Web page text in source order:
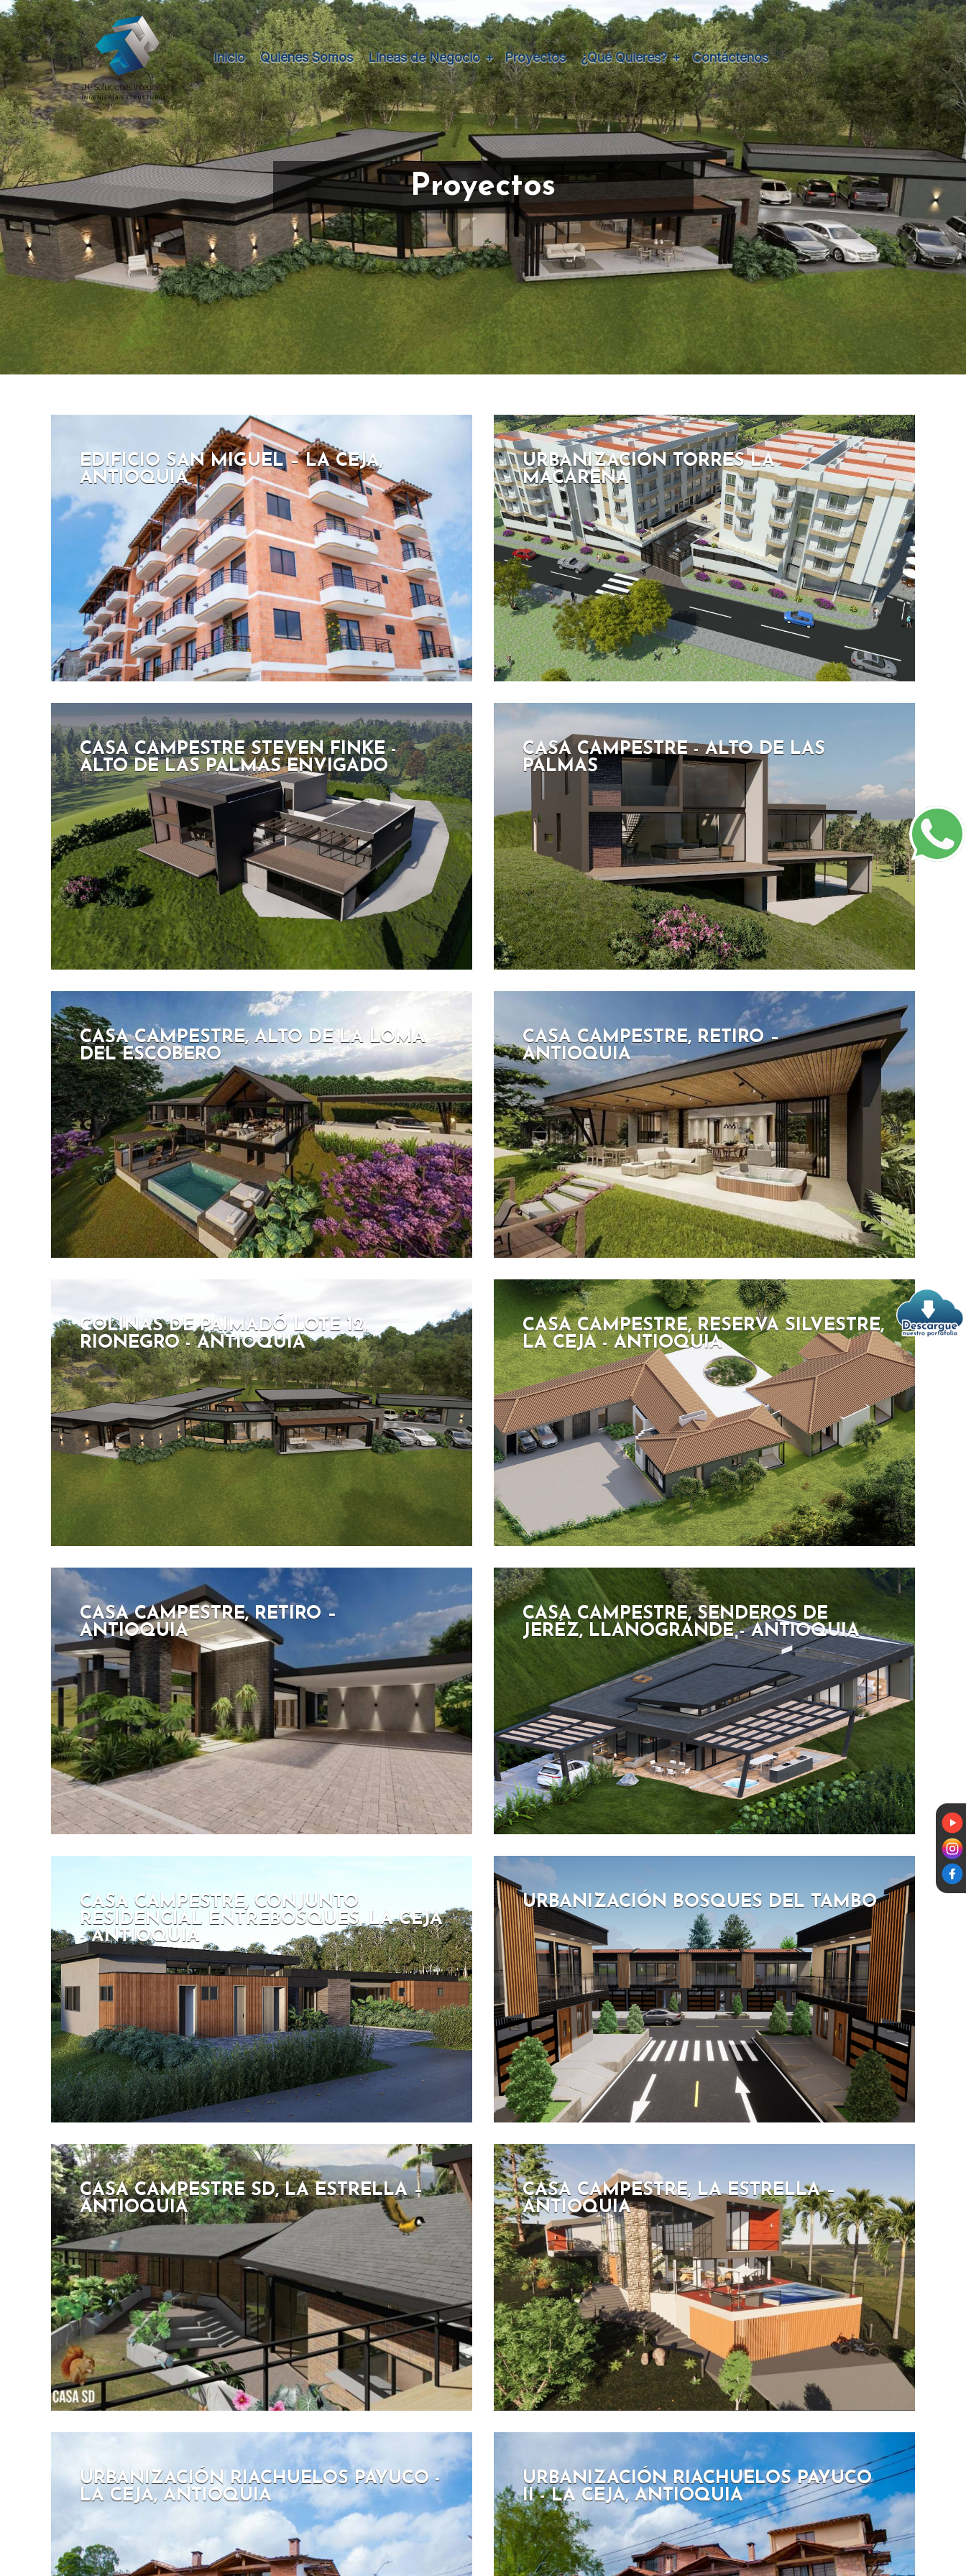
Inicio Quiénes Somos Líneas de Negocio Proyectos ¿Qué Quieres? Contáctenos
Proyectos
EDIFICIO SAN MIGUEL – LA CEJA,
ANTIOQUIA
URBANIZACIÓN TORRES LA
MACARENA
CASA CAMPESTRE STEVEN FINKE -
ALTO DE LAS PALMAS ENVIGADO
CASA CAMPESTRE - ALTO DE LAS
PALMAS
CASA CAMPESTRE, ALTO DE LA LOMA
DEL ESCOBERO
CASA CAMPESTRE, RETIRO –
ANTIOQUIA
COLINAS DE PAIMADÓ LOTE 12,
RIONEGRO - ANTIOQUIA
CASA CAMPESTRE, RESERVA SILVESTRE,
LA CEJA - ANTIOQUIA
CASA CAMPESTRE, RETIRO –
ANTIOQUIA
CASA CAMPESTRE, SENDEROS DE
JERÉZ, LLANOGRANDE - ANTIOQUIA
CASA CAMPESTRE, CONJUNTO
RESIDENCIAL ENTREBOSQUES, LA CEJA
- ANTIOQUIA
URBANIZACIÓN BOSQUES DEL TAMBO
CASA CAMPESTRE SD, LA ESTRELLA –
ANTIOQUIA
CASA CAMPESTRE, LA ESTRELLA –
ANTIOQUIA
URBANIZACIÓN RIACHUELOS PAYUCO -
LA CEJA, ANTIOQUIA
URBANIZACIÓN RIACHUELOS PAYUCO
II - LA CEJA, ANTIOQUIA